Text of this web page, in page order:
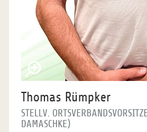
Thomas Rümpker
STELLV.
DAMASCHKE)